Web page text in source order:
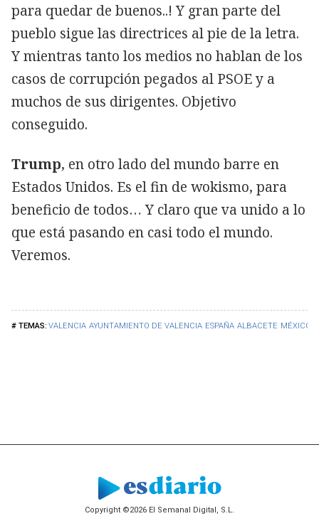
VALENCIA AYUNTAMIENTO DE VALENCIA ESPAÑA ALBACETE MÉXICO
para quedar de buenos..! Y gran parte del
pueblo sigue las directrices al pie de la letra.
Y mientras tanto los medios no hablan de los
casos de corrupción pegados al PSOE y a
muchos de sus dirigentes. Objetivo
conseguido.
Trump, en otro lado del mundo barre en
Estados Unidos. Es el fin de wokismo, para
beneficio de todos… Y claro que va unido a lo
que está pasando en casi todo el mundo.
Veremos.
Copyright ©2026 El Semanal Digital, S.L.